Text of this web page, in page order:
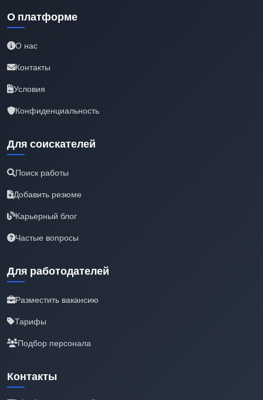
О платформе
О нас
Контакты
Условия
Конфиденциальность
Для соискателей
Поиск работы
Добавить резюме
Карьерный блог
Частые вопросы
Для работодателей
Разместить вакансию
Тарифы
Подбор персонала
Контакты